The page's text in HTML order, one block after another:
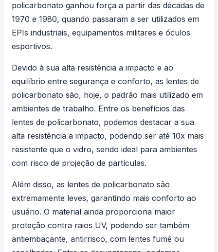
policarbonato ganhou força a partir das décadas de
1970 e 1980, quando passaram a ser utilizados em
EPIs industriais, equipamentos militares e óculos
esportivos.
Devido à sua alta resistência a impacto e ao
equilíbrio entre segurança e conforto, as lentes de
policarbonato são, hoje, o padrão mais utilizado em
ambientes de trabalho. Entre os benefícios das
lentes de policarbonato, podemos destacar a sua
alta resistência a impacto, podendo ser até 10x mais
resistente que o vidro, sendo ideal para ambientes
com risco de projeção de partículas.
Além disso, as lentes de policarbonato são
extremamente leves, garantindo mais conforto ao
usuário. O material ainda proporciona maior
proteção contra raios UV, podendo ser também
antiembaçante, antirrisco, com lentes fumê ou